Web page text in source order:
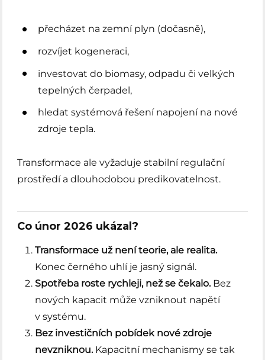
přecházet na zemní plyn (dočasně),
rozvíjet kogeneraci,
investovat do biomasy, odpadu či velkých
tepelných čerpadel,
hledat systémová řešení napojení na nové
zdroje tepla.
Transformace ale vyžaduje stabilní regulační
prostředí a dlouhodobou predikovatelnost.
Co únor 2026 ukázal?
Transformace už není teorie, ale realita.
Konec černého uhlí je jasný signál.
Spotřeba roste rychleji, než se čekalo.Bez
nových kapacit může vzniknout napětí
v systému.
Bez investičních pobídek nové zdroje
nevzniknou.Kapacitní mechanismy se tak